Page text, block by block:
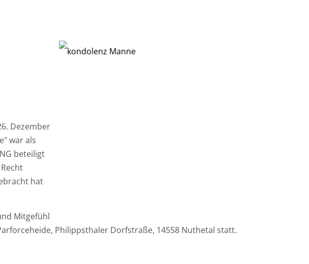
Dezember
war als
beteiligt
hat
Mitgefühl
Philippsthaler Dorfstraße, 14558 Nuthetal statt.